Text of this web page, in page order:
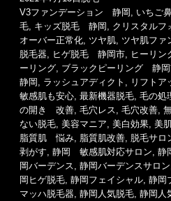
稿
日:
テ
ゴ
リ
ー
タ
グ
V3ファンデーション 静岡 いちご
毛 キッズ脱毛 静岡 クリスタルフ
オーバー正常化 ツヤ肌 ツヤ肌ファ
脱毛器
ヒゲ脱毛 静岡市 ヒーリン
ーリング ブラックピーリング 静
静岡
ラッシュアディクト リフトア
敏感肌も安心 ,最新機器脱毛 ,毛の処
の開き 改善 ,毛穴レス ,毛穴改善 ,
ない脱毛 ,美容マニア ,美白効果 ,美
脂質肌 悩み 脂質肌改善 脱毛サロ
剥がす ,静岡 敏感肌対応サロン ,静
岡バーデンス
,静岡バーデンスサロン
岡ヒゲ脱毛 ,静岡フェイシャル ,静岡
マッハ脱毛器 ,静岡人気脱毛 ,静岡人